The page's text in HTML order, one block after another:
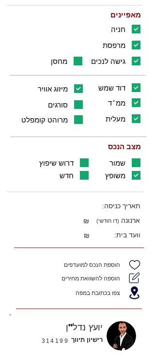
מאפיינים
חניה
מרפסת
מחסן
גישה לנכים
מיזוג אוויר
דוד שמש
סורגים
ממ"ד
מרוהט קומפלט
מעלית
מצב הנכס
דרוש שיפוץ
שמור
חדש
משופץ
תאריך כניסה:
₪
ארנונה (דו חודשי)
₪ וועד בית:
הוספת הנכס למועדפים
הוספה להשוואת מחירים
צפו בכתובת במפה
יועץ נדל"ן
314199 רישיון תיווך